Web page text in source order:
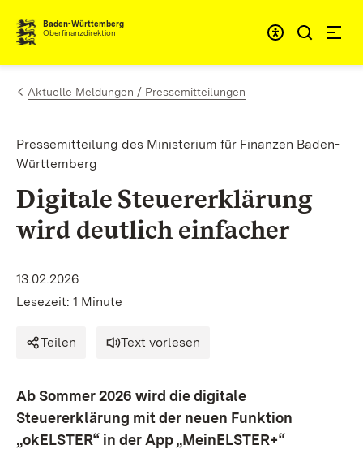
Zum Inhalt springen
Baden-Württemberg
Oberfinanzdirektion
Aktuelle Meldungen / Pressemitteilungen
Pressemitteilung des Ministerium für Finanzen Baden-
Württemberg
Digitale Steuererklärung
wird deutlich einfacher
13.02.2026
Lesezeit: 1 Minute
Teilen Text vorlesen
Ab Sommer 2026 wird die digitale
Steuererklärung mit der neuen Funktion
„okELSTER“ in der App „MeinELSTER+“